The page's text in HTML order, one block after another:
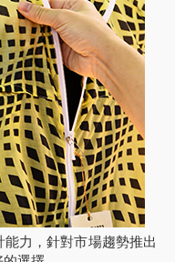
力，針對市場趨勢推出